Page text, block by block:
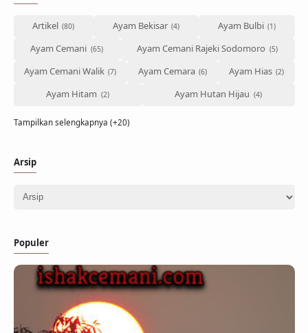
Artikel Ayam Bekisar
Ayam Bulbi
Ayam Cemani
Ayam Cemani Rajeki Sodomoro
Ayam Cemani Walik
Ayam Cemara
Ayam Hias
Ayam Hitam
Ayam Hutan Hijau
Tampilkan selengkapnya (+20)
Arsip
Populer